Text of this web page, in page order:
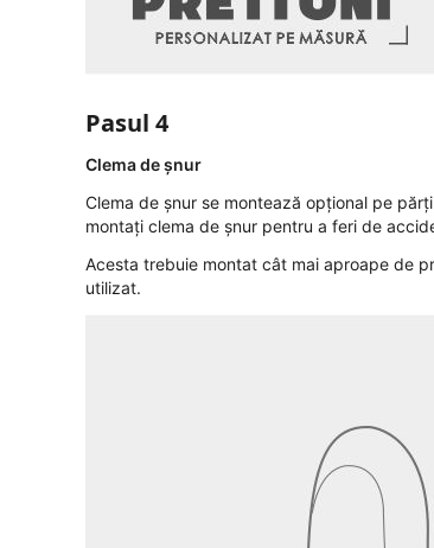
Pasul 4
Clema de șnur
Clema de șnur se montează opțional pe
montați clema de șnur pentru a feri de
Acesta trebuie montat cât mai aproape de
utilizat.